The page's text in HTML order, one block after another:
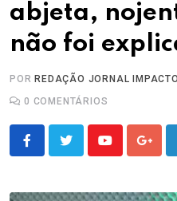
abjeta,
não foi
POR REDAÇÃO JORNAL IMPACTO
0 COMENTÁRIOS
Youtube